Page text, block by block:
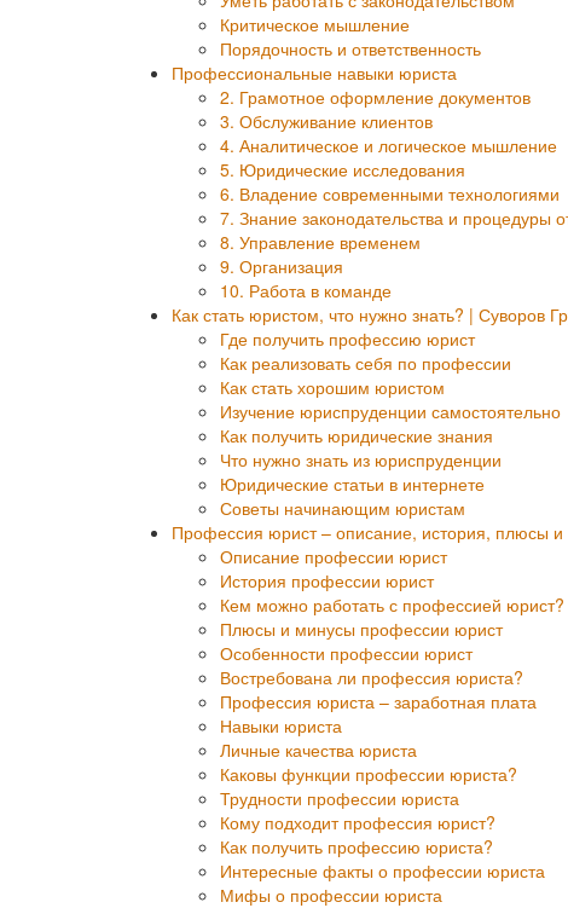
Критическое мышление
Порядочность и ответственность
Профессиональные навыки юриста
2. Грамотное оформление документов
3. Обслуживание клиентов
4. Аналитическое и логическое мышление
5. Юридические исследования
6. Владение современными технологиями
7. Знание законодательства и процедуры
8. Управление временем
9. Организация
10. Работа в команде
Как стать юристом, что нужно знать? | Суворов
Где получить профессию юрист
Как реализовать себя по профессии
Как стать хорошим юристом
Изучение юриспруденции самостоятельно
Как получить юридические знания
Что нужно знать из юриспруденции
Юридические статьи в интернете
Советы начинающим юристам
Профессия юрист – описание, история, плюсы
Описание профессии юрист
История профессии юрист
Кем можно работать с профессией юрист?
Плюсы и минусы профессии юрист
Особенности профессии юрист
Востребована ли профессия юриста?
Профессия юриста – заработная плата
Навыки юриста
Личные качества юриста
Каковы функции профессии юриста?
Трудности профессии юриста
Кому подходит профессия юрист?
Как получить профессию юриста?
Интересные факты о профессии юриста
Мифы о профессии юриста